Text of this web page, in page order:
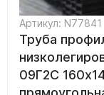
Артикул: N77841
Труба
09Г2С